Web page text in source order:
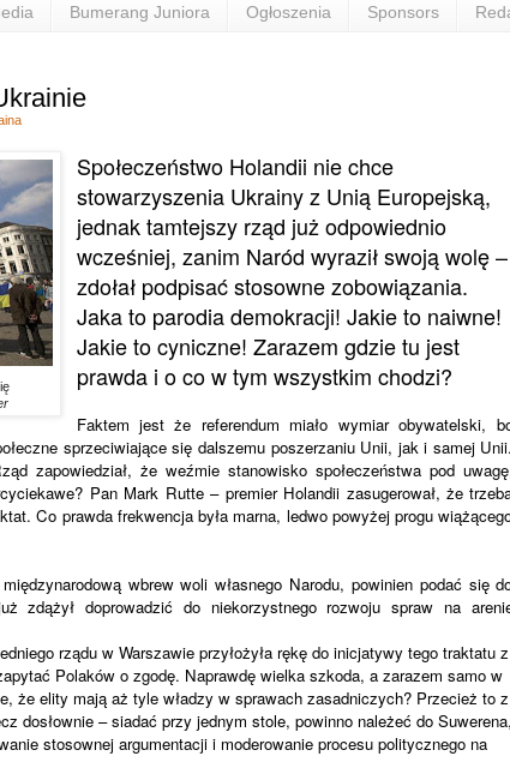
Bumerang Juniora Ogłoszenia Sponsors
Społeczeństwo Holandii nie chce
stowarzyszenia Ukrainy z Unią Europejską,
jednak tamtejszy rząd już odpowiednio
wcześniej, zanim Naród wyraził swoją wolę –
zdołał podpisać stosowne zobowiązania.
Jaka to parodia demokracji! Jakie to naiwne!
Jakie to cyniczne! Zarazem gdzie tu jest
prawda i o co w tym wszystkim chodzi?
Faktem jest że referendum miało wymiar obywatelski,
sprzeciwiające się dalszemu poszerzaniu Unii, jak i samej Unii.
zapowiedział, że weźmie stanowisko społeczeństwa pod
Pan Mark Rutte – premier Holandii zasugerował, że
Co prawda frekwencja była marna, ledwo powyżej progu
wbrew woli własnego Narodu, powinien podać się
zdążył doprowadzić do niekorzystnego rozwoju spraw na
rządu w Warszawie przyłożyła rękę do inicjatywy tego traktatu z
Polaków o zgodę. Naprawdę wielka szkoda, a zarazem samo w
że elity mają aż tyle władzy w sprawach zasadniczych? Przecież to z
dosłownie – siadać przy jednym stole, powinno należeć do Suwerena,
stosownej argumentacji i moderowanie procesu politycznego na